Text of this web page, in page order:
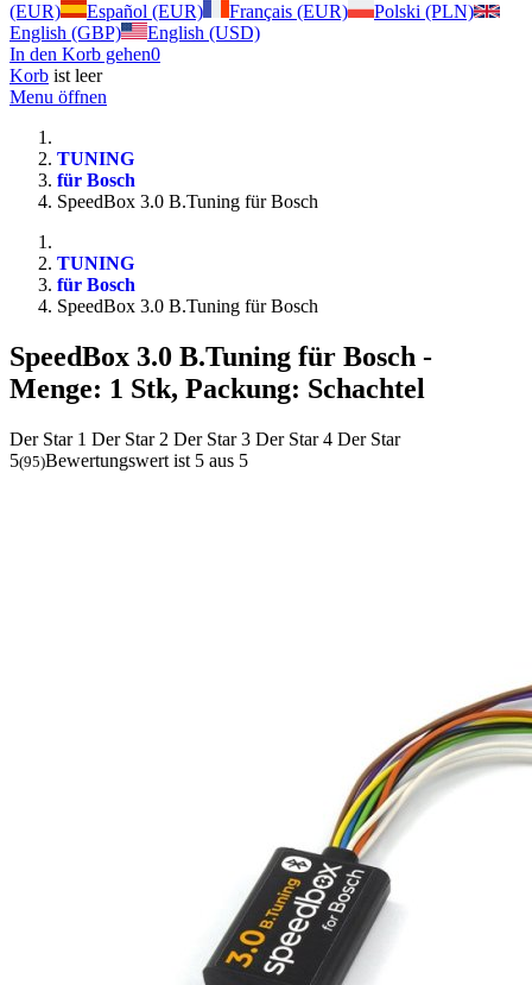
(EUR)
Español (EUR) Français (EUR)
Polski (PLN)
English (GBP)
English (USD)
In den Korb gehen0
Korb ist leer
Menu öffnen
TUNING
für Bosch
SpeedBox 3.0 B.Tuning für Bosch
TUNING
für Bosch
SpeedBox 3.0 B.Tuning für Bosch
SpeedBox 3.0 B.Tuning für Bosch -
Menge: 1 Stk, Packung: Schachtel
Der Star 1 Der Star 2 Der Star 3 Der Star 4 Der Star
5(95)Bewertungswert ist 5 aus 5